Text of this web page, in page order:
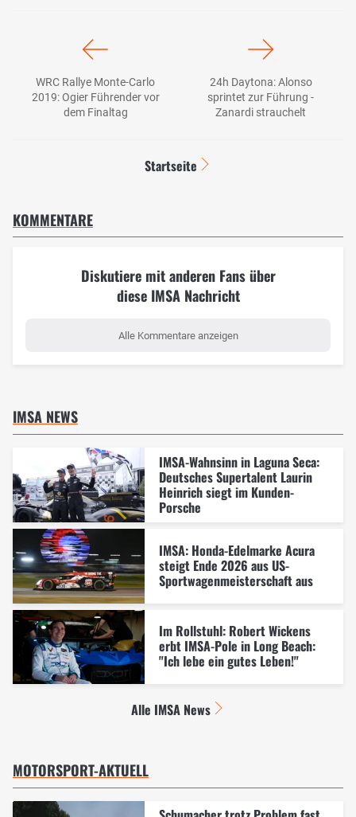
WRC Rallye Monte-Carlo
2019: Ogier Führender vor
dem Finaltag
24h Daytona: Alonso
sprintet zur Führung -
Zanardi strauchelt
Startseite
KOMMENTARE
Diskutiere mit anderen Fans über
diese IMSA Nachricht
Alle Kommentare anzeigen
IMSA NEWS
IMSA-Wahnsinn in Laguna Seca:
Deutsches Supertalent Laurin
Heinrich siegt im Kunden-
Porsche
IMSA: Honda-Edelmarke Acura
steigt Ende 2026 aus US-
Sportwagenmeisterschaft aus
Im Rollstuhl: Robert Wickens
erbt IMSA-Pole in Long Beach:
"Ich lebe ein gutes Leben!"
Alle IMSA News
MOTORSPORT-AKTUELL